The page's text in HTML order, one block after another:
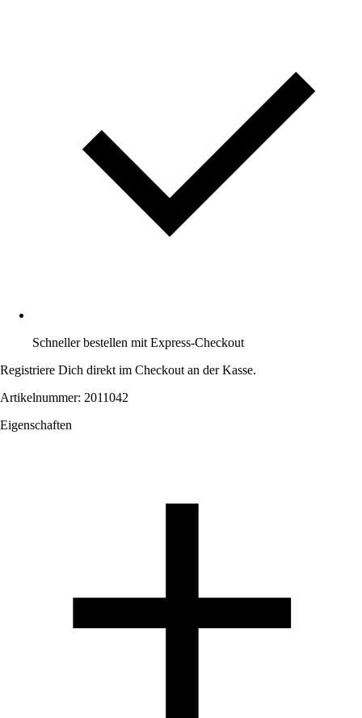
Schneller bestellen mit Express-Checkout
Registriere Dich direkt im Checkout an der Kasse.
Artikelnummer: 2011042
Eigenschaften